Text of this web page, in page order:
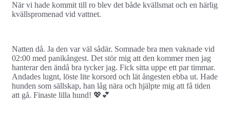
När vi hade kommit till ro blev det både kvällsmat och en härlig
kvällspromenad vid vattnet.
Natten då. Ja den var väl sådär. Somnade bra men vaknade vid
02:00 med panikångest. Det stör mig att den kommer men jag
hanterar den ändå bra tycker jag. Fick sitta uppe ett par timmar.
Andades lugnt, löste lite korsord och lät ångesten ebba ut. Hade
hunden som sällskap, han låg nära och hjälpte mig att få tiden
att gå. Finaste lilla hund! 💖💕